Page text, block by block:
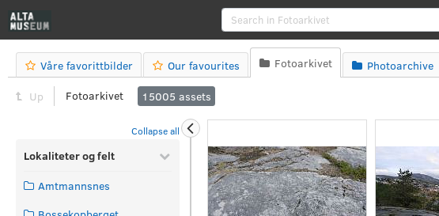
 Våre favorittbilder  Our favourites  Fotoarkivet  Photoarchive
Up Fotoarkivet 15005 assets
Collapse all
Lokaliteter og felt
Amtmannsnes